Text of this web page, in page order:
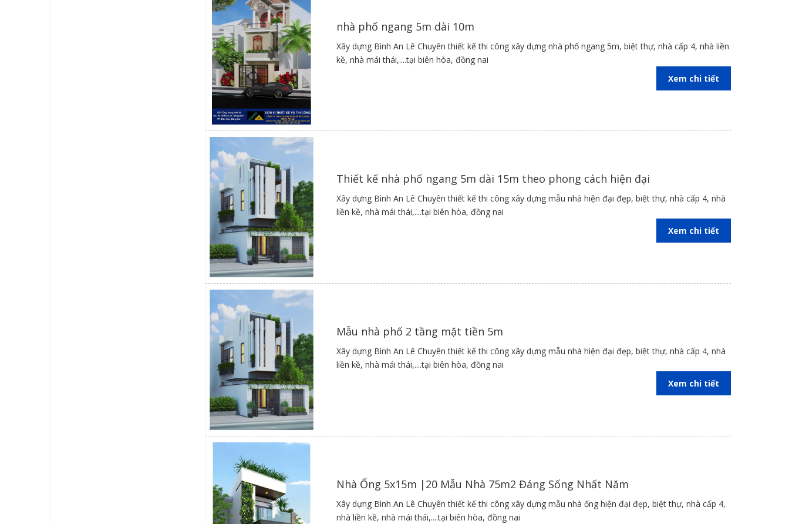
Mẫu thiết kế 7:
Mẫu nhà có diện tích ngang 5m và dài 20 này khá phổ biến hiện nay, nhưng nhìn vào mẫu thiết kế độc đáo dưới đây sẽ khiến người nhìn bị
cuốn hút bởi không gian xanh quanh ngôi nhà, tạo sự thông thoáng, không gian sống thoải mái. Phong cách thiết kế hiện đại này được
cho là phương án cải thiện tình trạng bí bách.
Mẫu thiết kế 8:
Mẫu thiết kế lệch tầng này theo phong cách hiện đại, xây dựng với kiến trúc đơn giản nhưng thể hiện nét đẹp sang trọng và hiện đại cho
ngôi nhà. Không gian sống vô cùng thông thoáng phù hợp với những gia đình có nhiều thành viên, sử dụng những mảng sám tạo điểm
nhấn trên nền trắng tinh tế và trang nhã giúp ngôi nhà nổi bật hơn bao giờ hết.
Hình 8
Mẫu thiết kế 9:
Nhìn vào hình ảnh mẫu thiết kế này sẽ thấy nét tinh tế trong những họa tiết trang trí, phối màu hài hòa và trang nhã mang đến sự gần gũi,
thân thiện với con người. Ngôi nhà sử dụng màu ghi nhạt và trắng sáng kết hợp hài hòa với nhau cùng màu ghi đậm nhấm nhá mang đến
sự ấn tượng cho người nhìn.
Hệ thống mái thanh thoát, lan can họa tiết uốn lượn tinh tế cùng những điều kẻ ngang và hệ lam dọc tạo nên nét sinh động cho toàn bộ
ngoại thất của ngôi nhà.
Hình 9
Trên đây là 9 mẫu nhà đẹp ngang 5m dài 20m được thiết kế kiến trúc khác nhau, nhằm mang đến nhiều sự lựa chọn cho mọi
người. Đừng quên xem nhiều mẫu thiết kế nhà ở đẹp, chi phí phù hợp
nhà phố ngang 5m dài 10m
Xây dựng Bình An Lê Chuyên thiết kế thi công xây dựng nhà phố ngang 5m, biệt thự, nhà cấp 4, nhà liền
kề, nhà mái thái,....tại biên hòa, đồng nai
Xem chi tiết
Thiết kế nhà phố ngang 5m dài 15m theo phong cách hiện đại
Xây dựng Bình An Lê Chuyên thiết kế thi công xây dựng mẫu nhà hiện đại đẹp, biệt thự, nhà cấp 4, nhà
liền kề, nhà mái thái,....tại biên hòa, đồng nai
Xem chi tiết
Mẫu nhà phố 2 tầng mặt tiền 5m
Xây dựng Bình An Lê Chuyên thiết kế thi công xây dựng mẫu nhà hiện đại đẹp, biệt thự, nhà cấp 4, nhà
liền kề, nhà mái thái,....tại biên hòa, đồng nai
Xem chi tiết
Nhà Ống 5x15m |20 Mẫu Nhà 75m2 Đáng Sống Nhất Năm
Xây dựng Bình An Lê Chuyên thiết kế thi công xây dựng mẫu nhà ống hiện đại đẹp, biệt thự, nhà cấp 4,
nhà liền kề, nhà mái thái,....tại biên hòa, đồng nai